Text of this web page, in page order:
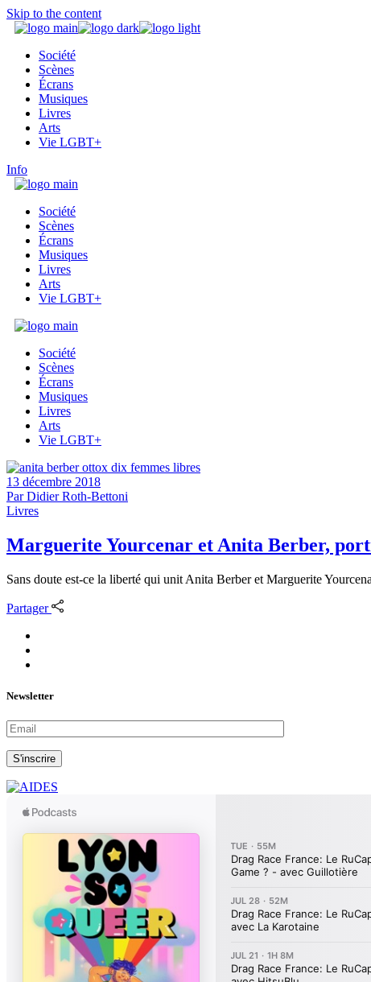
Skip to the content
Société
Scènes
Écrans
Musiques
Livres
Arts
Vie LGBT+
Info
Société
Scènes
Écrans
Musiques
Livres
Arts
Vie LGBT+
Société
Scènes
Écrans
Musiques
Livres
Arts
Vie LGBT+
13 décembre 2018
ParDidier Roth-Bettoni
Livres
Marguerite Yourcenar et Anita Berber,
Sans doute est-ce la liberté qui unit Anita Berber et Marguerite
Partager
Newsletter
S'inscrire